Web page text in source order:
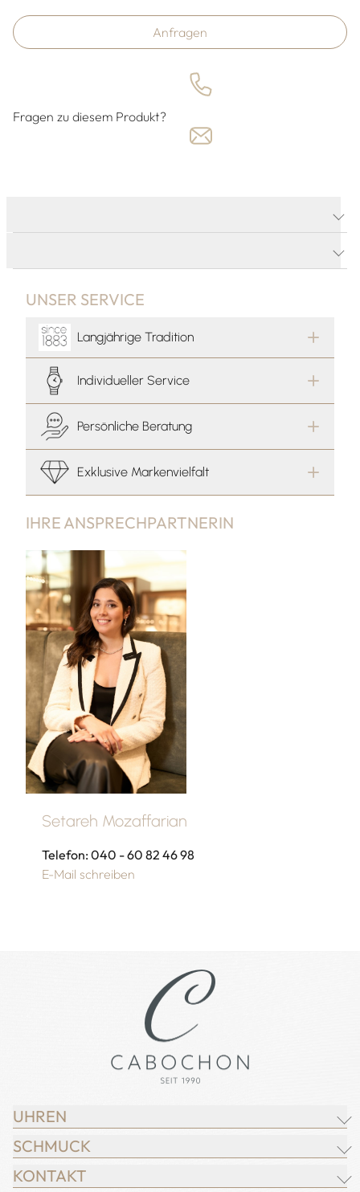
Anfragen
Fragen zu diesem Produkt?
IHRE ANSPRECHPARTNERIN
Setareh Mozaffarian
Telefon: 040 - 60 82 46 98
E-Mail schreiben
UNSER SERVICE
Langjährige Tradition
Individueller Service
Persönliche Beratung
Exklusive Markenvielfalt
UHREN
BREITLING
CHOPARD
SCHMUCK
JUWELIER CABOCHON
KONTAKT